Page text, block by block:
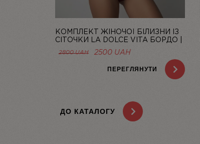
КОМПЛЕКТ ЖІНОЧОЇ БІЛИЗНИ ІЗ
СІТОЧКИ LA DOLCE VITA БОРДО |
2800UAH
ОРИГІНАЛЬНА
2800 UAH.
2500 UAHПОТОЧНА
2500 UAH.
ПЕРЕГЛЯНУТИ
ДО КАТАЛОГУ